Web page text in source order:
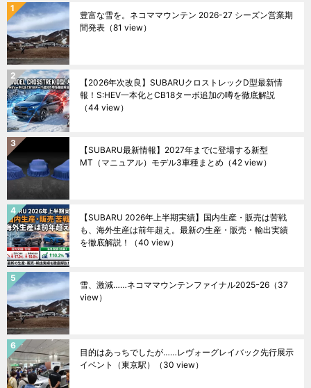
豊富な雪を。ネコママウンテン 2026-27 シーズン営業期
間発表 （81 view）
【2026年次改良】SUBARUクロストレックD型最新情
報！S:HEV一本化とCB18ターボ追加の噂を徹底解説
（44 view）
【SUBARU最新情報】2027年までに登場する新型
MT（マニュアル）モデル3車種まとめ （42 view）
【SUBARU 2026年上半期実績】国内生産・販売は苦戦
も、海外生産は前年超え。最新の生産・販売・輸出実績
を徹底解説！
（40 view）
雪、激減……ネコママウンテンファイナル2025ｰ26 （37
view）
目的はあっちでしたが……レヴォーグレイバック先行展示
イベント（東京駅）
（30 view）